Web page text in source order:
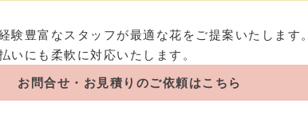
験豊富なスタッフが最適な花をご提案いたします。
いにも柔軟に対応いたします。
お問合せ・お見積りのご依頼はこちら